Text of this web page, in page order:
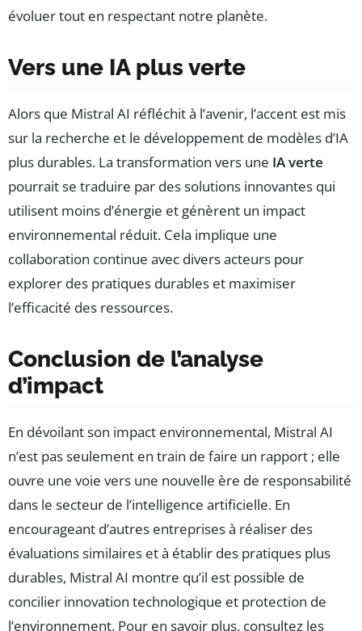
évoluer tout en respectant notre planète.
Vers une IA plus verte
Alors que Mistral AI réfléchit à l’avenir, l’accent est mis
sur la recherche et le développement de modèles d’IA
plus durables. La transformation vers une IA verte
pourrait se traduire par des solutions innovantes qui
utilisent moins d’énergie et génèrent un impact
environnemental réduit. Cela implique une
collaboration continue avec divers acteurs pour
explorer des pratiques durables et maximiser
l’efficacité des ressources.
Conclusion de l’analyse
d’impact
En dévoilant son impact environnemental, Mistral AI
n’est pas seulement en train de faire un rapport ; elle
ouvre une voie vers une nouvelle ère de responsabilité
dans le secteur de l’intelligence artificielle. En
encourageant d’autres entreprises à réaliser des
évaluations similaires et à établir des pratiques plus
durables, Mistral AI montre qu’il est possible de
concilier innovation technologique et protection de
l’environnement. Pour en savoir plus, consultez les